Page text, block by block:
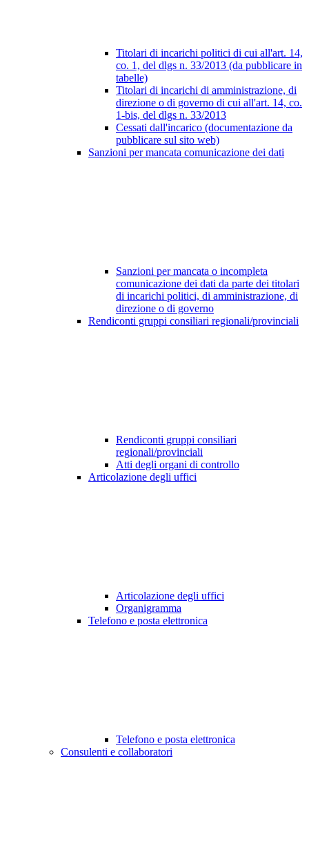
Titolari di incarichi politici di cui all'art. 14,
co. 1, del dlgs n. 33/2013 (da pubblicare in
tabelle)
Titolari di incarichi di amministrazione, di
direzione o di governo di cui all'art. 14, co.
1-bis, del dlgs n. 33/2013
Cessati dall'incarico (documentazione da
pubblicare sul sito web)
Sanzioni per mancata comunicazione dei dati
Sanzioni per mancata o incompleta
comunicazione dei dati da parte dei titolari
di incarichi politici, di amministrazione, di
direzione o di governo
Rendiconti gruppi consiliari regionali/provinciali
Rendiconti gruppi consiliari
regionali/provinciali
Atti degli organi di controllo
Articolazione degli uffici
Articolazione degli uffici
Organigramma
Telefono e posta elettronica
Telefono e posta elettronica
Consulenti e collaboratori